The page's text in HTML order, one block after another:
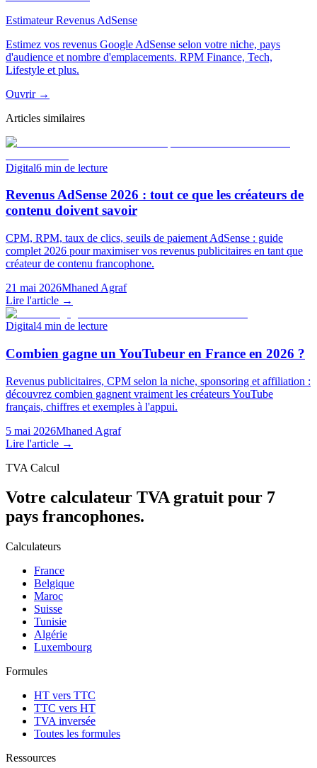
Estimateur Revenus AdSense
Estimez vos revenus Google AdSense selon votre niche, pays
d'audience et nombre d'emplacements. RPM Finance, Tech,
Lifestyle et plus.
Ouvrir →
Articles similaires
Digital6 min de lecture
Revenus AdSense 2026 : tout ce que les créateurs de
contenu doivent savoir
CPM, RPM, taux de clics, seuils de paiement AdSense : guide
complet 2026 pour maximiser vos revenus publicitaires en tant que
créateur de contenu francophone.
21 mai 2026Mhaned Agraf
Lire l'article →
Digital4 min de lecture
Combien gagne un YouTubeur en France en 2026 ?
Revenus publicitaires, CPM selon la niche, sponsoring et affiliation :
découvrez combien gagnent vraiment les créateurs YouTube
français, chiffres et exemples à l'appui.
5 mai 2026Mhaned Agraf
Lire l'article →
TVA Calcul
Votre calculateur TVA gratuit pour 7
pays francophones.
Calculateurs
France
Belgique
Maroc
Suisse
Tunisie
Algérie
Luxembourg
Formules
HT vers TTC
TTC vers HT
TVA inversée
Toutes les formules
Ressources